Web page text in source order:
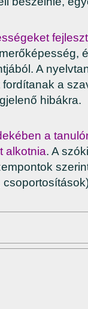
A
a
hibákra.
a
alkotnia. A